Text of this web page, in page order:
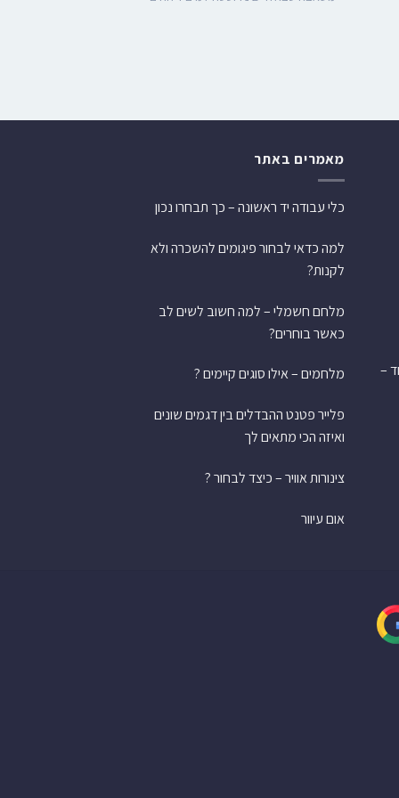
אחד –
מאמרים באתר
כלי עבודה יד ראשונה – כך תבחרו נכון
למה כדאי לבחור פיגומים להשכרה ולא
לקנות?
מלחם חשמלי – למה חשוב לשים לב
כאשר בוחרים?
מלחמים – אילו סוגים קיימים ?
פלייר פטנט ההבדלים בין דגמים שונים
ואיזה הכי מתאים לך
צינורות אוויר – כיצד לבחור ?
אום עיוור